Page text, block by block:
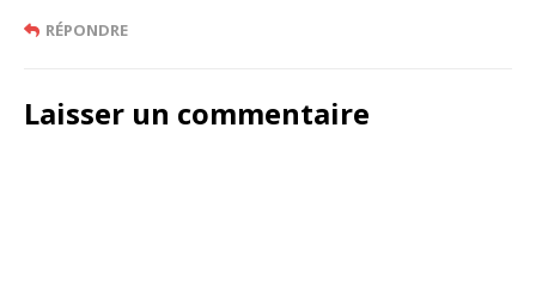
RÉPONDRE
Laisser un commentaire